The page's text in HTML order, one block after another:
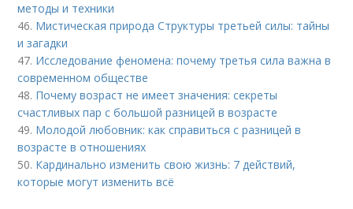
методы и техники
46. Мистическая природа Структуры третьей силы: тайны
и загадки
47. Исследование феномена: почему третья сила важна в
современном обществе
48. Почему возраст не имеет значения: секреты
счастливых пар с большой разницей в возрасте
49. Молодой любовник: как справиться с разницей в
возрасте в отношениях
50. Кардинально изменить свою жизнь: 7 действий,
которые могут изменить всё